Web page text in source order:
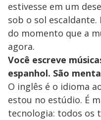
estivesse em um
sob o sol
do momento que a
agora.
Você escreve
espanhol. São
O inglês é o idioma
estou no estúdio. É
tecnologia: todos os